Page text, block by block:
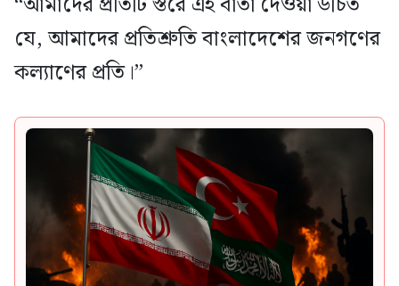
যে, আমাদের প্রতিশ্রুতি বাংলাদেশের জনগণের
কল্যাণের প্রতি।”